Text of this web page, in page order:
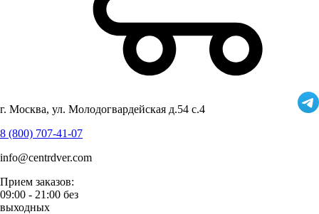
г. Москва, ул. Молодогвардейская д.54 с.4
8 (800) 707-41-07
info@centrdver.com
Прием заказов:
09:00 - 21:00 без
выходных